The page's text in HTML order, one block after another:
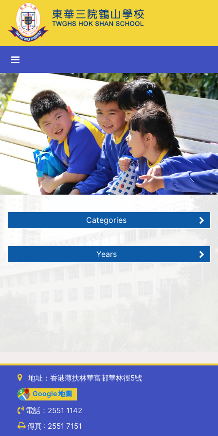
Categories
Years
地址：香港薄扶林華富邨華林徑5號
Google 地圖
電話：2551 1142
傳真 : 2551 7151